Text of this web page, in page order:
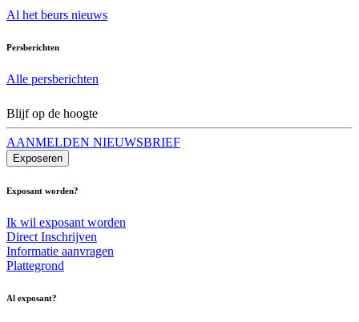
Al het beurs nieuws
Persberichten
Alle persberichten
Blijf op de hoogte
AANMELDEN NIEUWSBRIEF
Exposeren
Exposant worden?
Ik wil exposant worden
Direct Inschrijven
Informatie aanvragen
Plattegrond
Al exposant?